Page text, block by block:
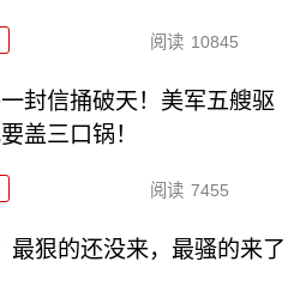
阅读 10845
一封信捅破天！美军五艘驱
盖三口锅！
阅读 7455
最狠的还没来，最骚的来了